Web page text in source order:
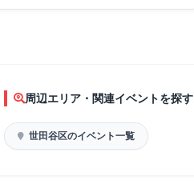
周辺エリア・関連イベントを探す
世田谷区のイベント一覧